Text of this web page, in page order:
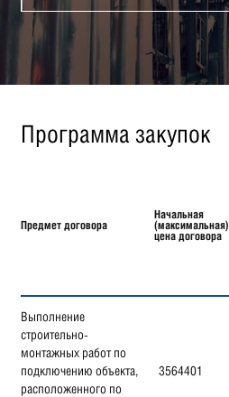
Программа закупок
Предмет договора
Начальная
(максимальная)
цена договора
Выполнение
строительно-
монтажных работ по
подключению объекта,
расположенного по
3564401